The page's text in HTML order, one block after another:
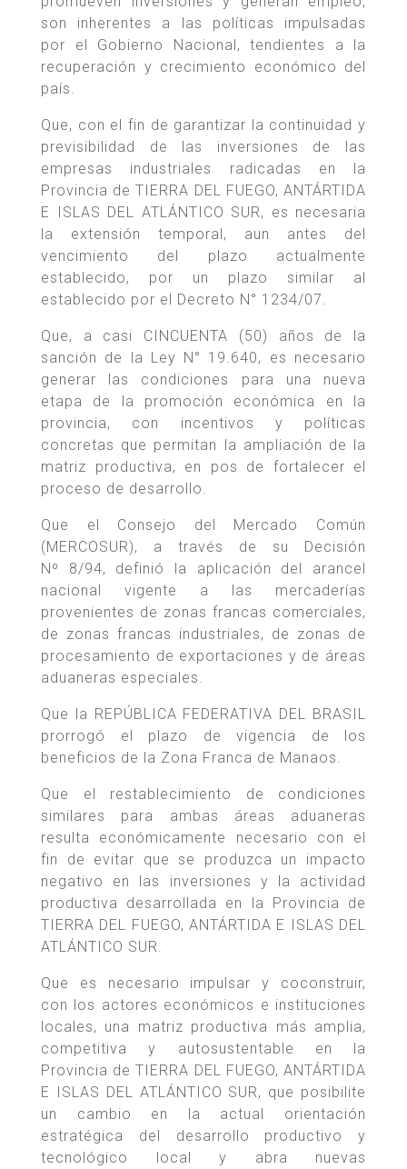
son inherentes a las políticas impulsadas
por el Gobierno Nacional, tendientes a la
recuperación y crecimiento económico del
país.
Que, con el fin de garantizar la continuidad y
previsibilidad de las inversiones de las
empresas industriales radicadas en la
Provincia de TIERRA DEL FUEGO, ANTÁRTIDA
E ISLAS DEL ATLÁNTICO SUR, es necesaria
la extensión temporal, aun antes del
vencimiento del plazo actualmente
establecido, por un plazo similar al
establecido por el Decreto N° 1234/07.
Que, a casi CINCUENTA (50) años de la
sanción de la Ley N° 19.640, es necesario
generar las condiciones para una nueva
etapa de la promoción económica en la
provincia, con incentivos y políticas
concretas que permitan la ampliación de la
matriz productiva, en pos de fortalecer el
proceso de desarrollo.
Que el Consejo del Mercado Común
(MERCOSUR), a través de su Decisión
Nº 8/94, definió la aplicación del arancel
nacional vigente a las mercaderías
provenientes de zonas francas comerciales,
de zonas francas industriales, de zonas de
procesamiento de exportaciones y de áreas
aduaneras especiales.
Que la REPÚBLICA FEDERATIVA DEL BRASIL
prorrogó el plazo de vigencia de los
beneficios de la Zona Franca de Manaos.
Que el restablecimiento de condiciones
similares para ambas áreas aduaneras
resulta económicamente necesario con el
fin de evitar que se produzca un impacto
negativo en las inversiones y la actividad
productiva desarrollada en la Provincia de
TIERRA DEL FUEGO, ANTÁRTIDA E ISLAS DEL
ATLÁNTICO SUR.
Que es necesario impulsar y coconstruir,
con los actores económicos e instituciones
locales, una matriz productiva más amplia,
competitiva y autosustentable en la
Provincia de TIERRA DEL FUEGO, ANTÁRTIDA
E ISLAS DEL ATLÁNTICO SUR, que posibilite
un cambio en la actual orientación
estratégica del desarrollo productivo y
tecnológico local y abra nuevas